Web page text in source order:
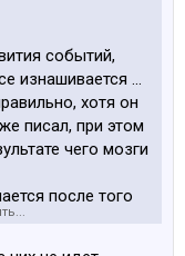
событий,
изнашивается ...
хотя он
писал, при этом
чего мозги
после того
циркулирует и